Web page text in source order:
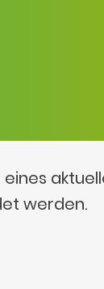
werden.